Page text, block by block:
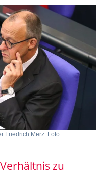
Friedrich Merz. Foto:
Verhältnis zu